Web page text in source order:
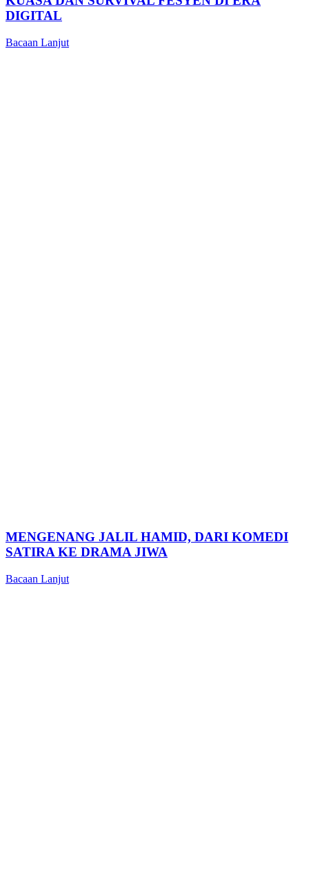
DIGITAL
Bacaan Lanjut
MENGENANG JALIL HAMID, DARI KOMEDI
SATIRA KE DRAMA JIWA
Bacaan Lanjut